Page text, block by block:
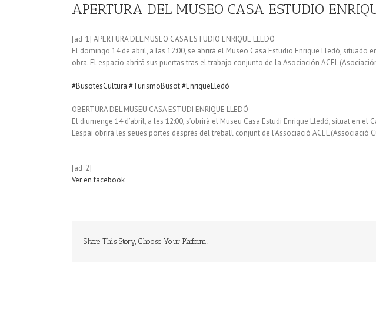
APERTURA DEL MUSEO CASA ESTUDIO
[ad_1] APERTURA DEL MUSEO CASA ESTUDIO ENRIQUE LLEDÓ
El domingo 14 de abril, a las 12:00, se abrirá el Museo Casa Estudio Enrique Lledó,
obra. El espacio abrirá sus puertas tras el trabajo conjunto de la Asociación ACEL
#BusotesCultura #TurismoBusot#EnriqueLledó
OBERTURA DEL MUSEU CASA ESTUDI ENRIQUE LLEDÓ
El diumenge 14 d’abril, a les 12:00, s’obrirà el Museu Casa Estudi Enrique Lledó, situat en
L’espai obrirà les seues portes després del treball conjunt de l’Associació ACEL (Associació
[ad_2]
Ver en facebook
Share This Story, Choose Your Platform!